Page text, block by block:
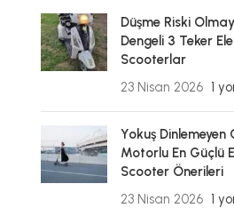
Düşme Riski
Dengeli 3 Teker
Scooterlar
23 Nisan 2026 1
Yokuş Dinlemeyen
Motorlu En Güçlü
Scooter Önerileri
23 Nisan 2026 1